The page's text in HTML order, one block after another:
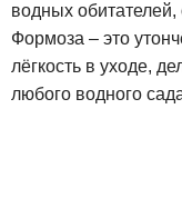
водных
Формоза – это
лёгкость в уходе,
любого водного